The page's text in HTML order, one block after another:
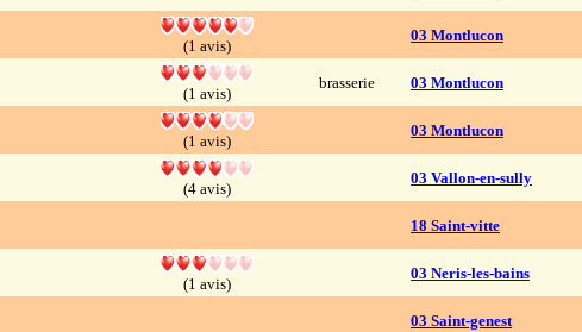
(1 avis)
03 Montlucon
(1 avis)
brasserie 03 Montlucon
(1 avis)
03 Montlucon
(4 avis)
03 Vallon-en-sully
18 Saint-vitte
(1 avis)
03 Neris-les-bains
03 Saint-genest